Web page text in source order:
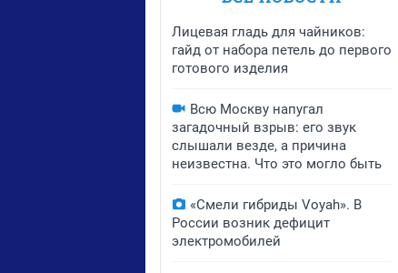
Лицевая гладь для чайников:
гайд от набора петель до первого
готового изделия
Всю Москву напугал
загадочный взрыв: его звук
слышали везде, а причина
неизвестна. Что это могло быть
«Смели гибриды Voyah». В
России возник дефицит
электромобилей